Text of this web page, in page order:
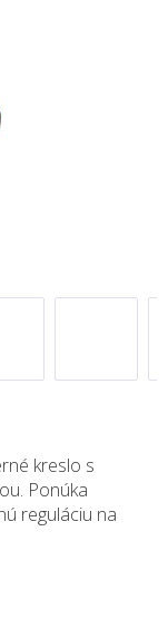
kreslo s
Ponúka
reguláciu na